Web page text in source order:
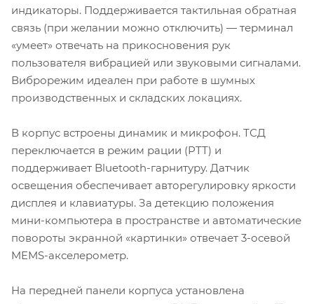
индикаторы. Поддерживается тактильная обратная
связь (при желании можно отключить) — терминал
«умеет» отвечать на прикосновения рук
пользователя вибрацией или звуковыми сигналами.
Виброрежим идеален при работе в шумных
производственных и складских локациях.
В корпус встроены динамик и микрофон. ТСД
переключается в режим рации (PTT) и
поддерживает Bluetooth-гарнитуру. Датчик
освещения обеспечивает авторегулировку яркости
дисплея и клавиатуры. За детекцию положения
мини-компьютера в пространстве и автоматические
повороты экранной «картинки» отвечает 3-осевой
MEMS-акселерометр.
На передней панели корпуса установлена